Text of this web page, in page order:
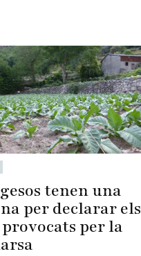
tenen una
per declarar els
per la